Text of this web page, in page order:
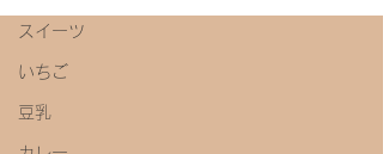
スイーツ
いちご
豆乳